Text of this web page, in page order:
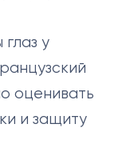
у
оценивать
и защиту